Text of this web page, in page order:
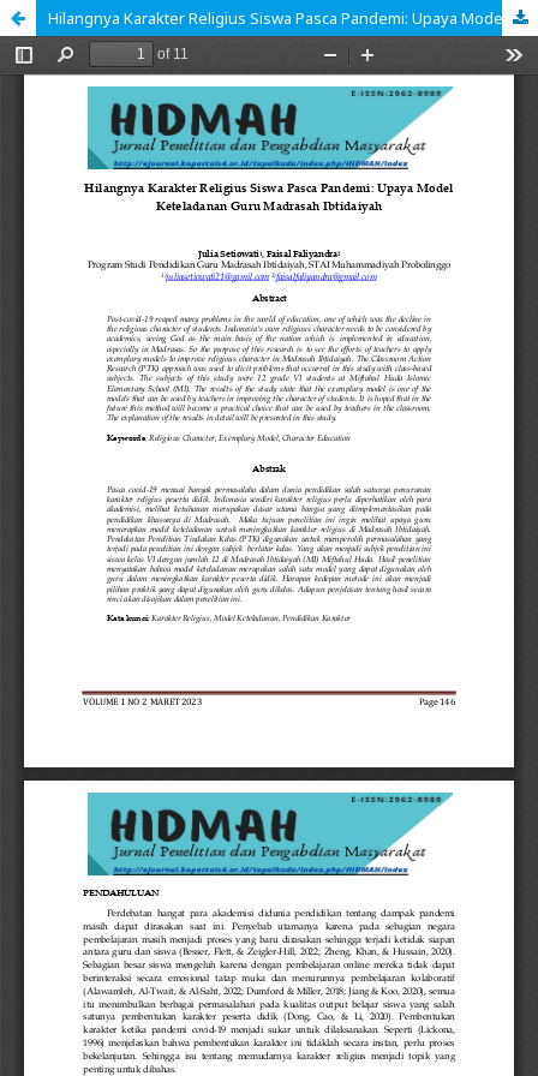
Hilangnya Karakter Religius Siswa Pasca Pandemi: Upaya Model Keteladanan Guru Madrasah Ibtidaiyah